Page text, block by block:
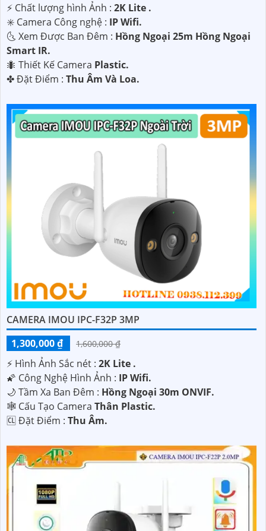
️⚡ Chất lượng hình Ảnh : 2K Lite .
✳️ Camera Công nghệ : IP Wifi.
🌜 Xem Được Ban Đêm : Hồng Ngoại 25m Hồng Ngoại
Smart IR.
🐜 Thiết Kế Camera Plastic.
️✤ Đặt Điểm : Thu Âm Và Loa.
CAMERA IMOU IPC-F32P 3MP
1,300,000 ₫
1,600,000 ₫
️⚡ Hình Ảnh Sắc nét : 2K Lite .
🌠 Công Nghệ Hình Ảnh : IP Wifi.
🌙 Tầm Xa Ban Đêm : Hồng Ngoại 30m ONVIF.
🕸️ Cấu Tạo Camera Thân Plastic.
️🆑 Đặt Điểm : Thu Âm.